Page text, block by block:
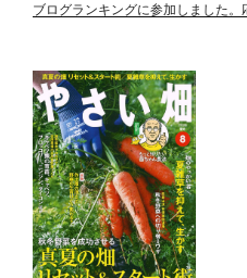
ブログランキングに参加しました。